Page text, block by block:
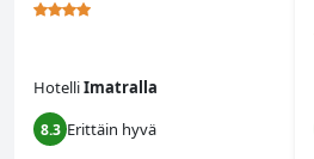
HotelliImatralla
8.3 Erittäin hyvä